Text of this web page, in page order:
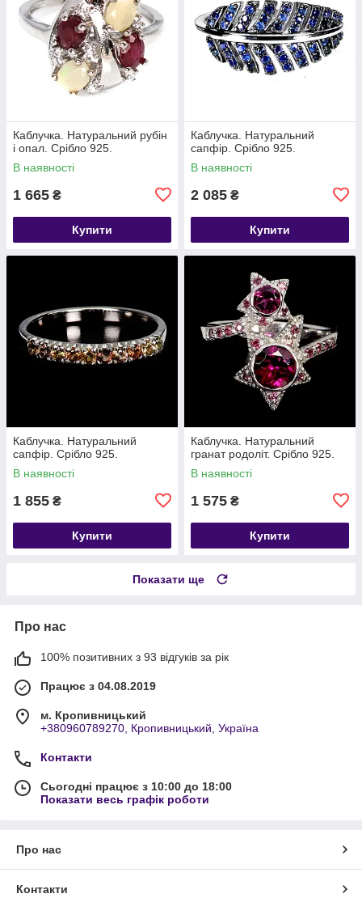
Каблучка. Натуральний рубін
і опал. Срібло 925.
В наявності
1 665 ₴
Купити
Каблучка. Натуральний
сапфір. Срібло 925.
В наявності
2 085 ₴
Купити
Каблучка. Натуральний
сапфір. Срібло 925.
В наявності
1 855 ₴
Купити
Каблучка. Натуральний
гранат родоліт. Срібло 925.
В наявності
1 575 ₴
Купити
Показати ще
Про нас
100% позитивних з 93 відгуків за рік
Працює з 04.08.2019
м. Кропивницький
+380960789270, Кропивницький, Україна
Контакти
Сьогодні працює з 10:00 до 18:00
Показати весь графік роботи
Про нас
Контакти